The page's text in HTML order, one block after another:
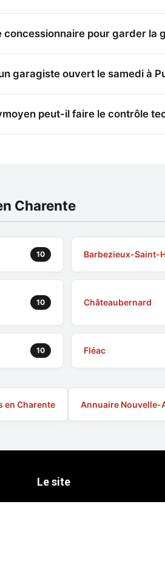
concessionnaire pour garder la
garagiste ouvert le samedi à
peut-il faire le contrôle
Charente
10 Barbezieux-Saint-
10 Châteaubernard
10 Fléac
en Charente Annuaire Nouvelle-
Le site